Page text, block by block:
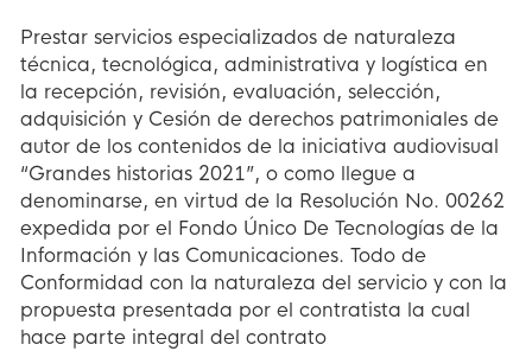
Prestar servicios especializados de naturaleza
técnica, tecnológica, administrativa y logística en
la recepción, revisión, evaluación, selección,
adquisición y Cesión de derechos patrimoniales de
autor de los contenidos de la iniciativa audiovisual
“Grandes historias 2021”, o como llegue a
denominarse, en virtud de la Resolución No. 00262
expedida por el Fondo Único De Tecnologías de la
Información y las Comunicaciones. Todo de
Conformidad con la naturaleza del servicio y con la
propuesta presentada por el contratista la cual
hace parte integral del contrato